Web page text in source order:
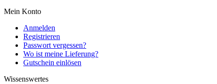
Mein Konto
Anmelden
Registrieren
Passwort vergessen?
Wo ist meine Lieferung?
Gutschein einlösen
Wissenswertes